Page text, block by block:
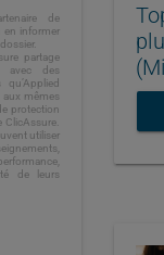
de
en informer
partage
avec des
mêmes
protection
utiliser
de leurs